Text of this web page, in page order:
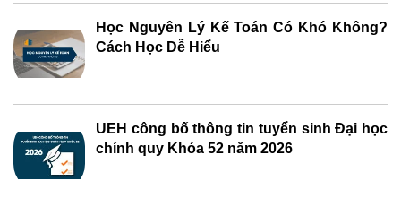
Học Nguyên Lý Kế Toán Có Khó Không?
Cách Học Dễ Hiểu
UEH công bố thông tin tuyển sinh Đại học
chính quy Khóa 52 năm 2026